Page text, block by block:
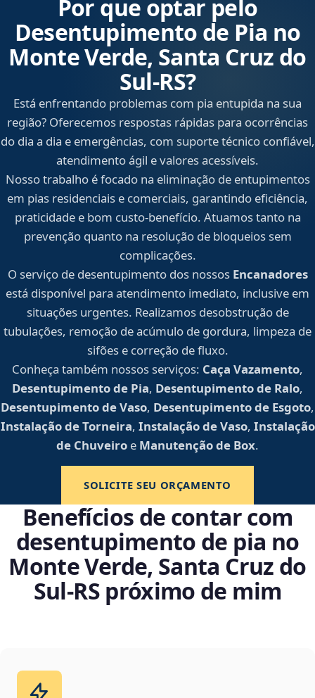
Por que optar pelo
Desentupimento de Pia no
Monte Verde, Santa Cruz do
Sul‑RS?
Está enfrentando problemas com pia entupida na sua
região? Oferecemos respostas rápidas para ocorrências
do dia a dia e emergências, com suporte técnico confiável,
atendimento ágil e valores acessíveis.
Nosso trabalho é focado na eliminação de entupimentos
em pias residenciais e comerciais, garantindo eficiência,
praticidade e bom custo-benefício. Atuamos tanto na
prevenção quanto na resolução de bloqueios sem
complicações.
O serviço de desentupimento dos nossos Encanadores
está disponível para atendimento imediato, inclusive em
situações urgentes. Realizamos desobstrução de
tubulações, remoção de acúmulo de gordura, limpeza de
sifões e correção de fluxo.
Conheça também nossos serviços: Caça Vazamento,
Desentupimento de Pia, Desentupimento de Ralo,
Desentupimento de Vaso, Desentupimento de Esgoto,
Instalação de Torneira, Instalação de Vaso, Instalação
de Chuveiro e Manutenção de Box.
SOLICITE SEU ORÇAMENTO
Benefícios de contar com
desentupimento de pia no
Monte Verde, Santa Cruz do
Sul‑RS próximo de mim